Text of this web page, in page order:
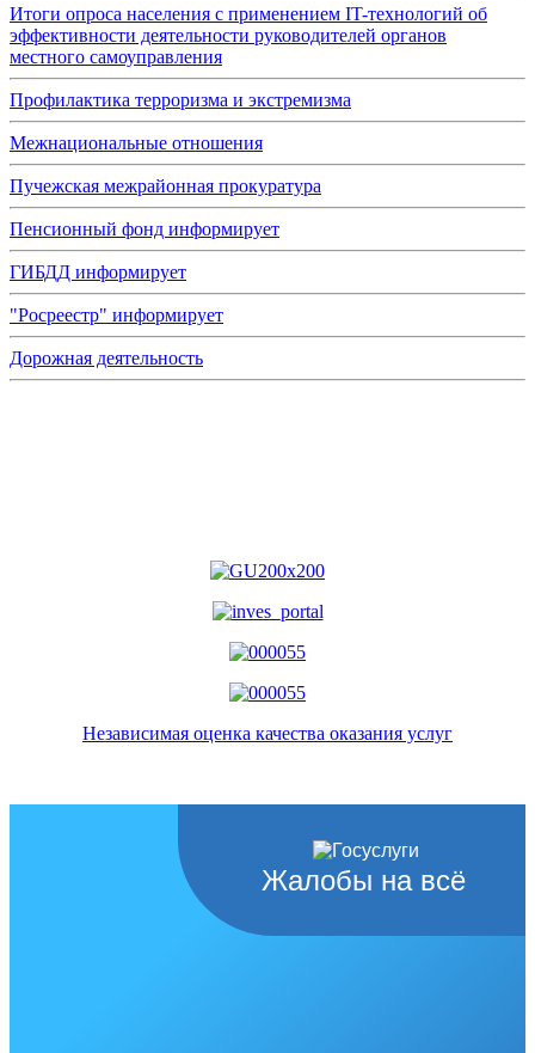
Итоги опроса населения с применением IT-технологий об
эффективности деятельности руководителей органов
местного самоуправления
Профилактика терроризма и экстремизма
Межнациональные отношения
Пучежская межрайонная прокуратура
Пенсионный фонд информирует
ГИБДД информирует
"Росреестр" информирует
Дорожная деятельность
Независимая оценка качества оказания услуг
Жалобы на всё